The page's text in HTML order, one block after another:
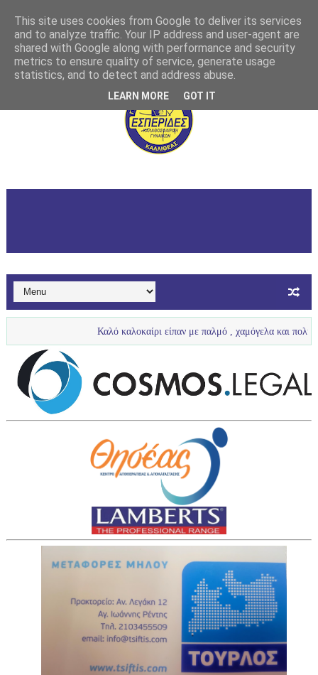
Καλό καλοκαίρι είπαν με παλμό , χαμόγελα και πολύ νερό τα
This site uses cookies from Google to deliver its services
and to analyze traffic. Your IP address and user-agent are
shared with Google along with performance and security
metrics to ensure quality of service, generate usage
statistics, and to detect and address abuse.
LEARN MORE GOT IT